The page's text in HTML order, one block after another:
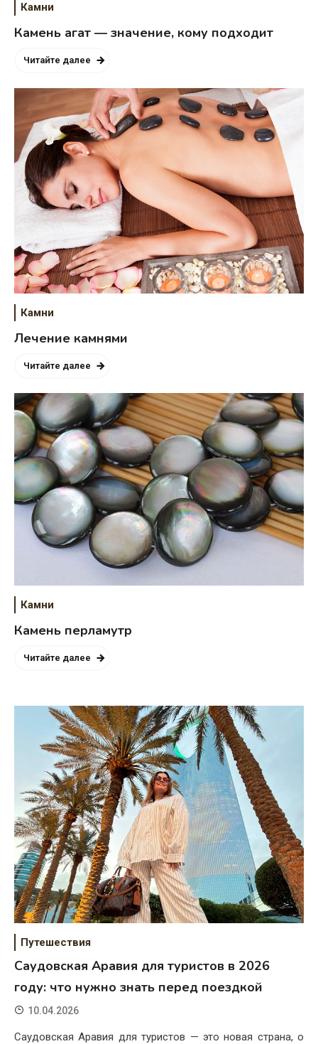
Камни
Камень агат — значение, кому подходит
Читайте далее
Камни
Лечение камнями
Читайте далее
Камни
Камень перламутр
Читайте далее
Путешествия
Саудовская Аравия для туристов в 2026
году: что нужно знать перед поездкой
10.04.2026
Саудовская Аравия для туристов — это новая страна, о